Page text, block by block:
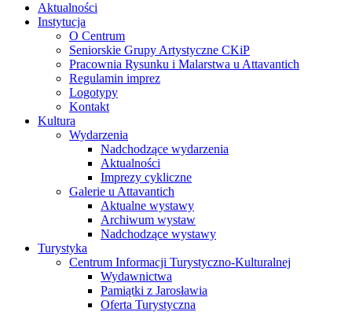
Aktualności
Instytucja
O Centrum
Seniorskie Grupy Artystyczne CKiP
Pracownia Rysunku i Malarstwa u Attavantich
Regulamin imprez
Logotypy
Kontakt
Kultura
Wydarzenia
Nadchodzące wydarzenia
Aktualności
Imprezy cykliczne
Galerie u Attavantich
Aktualne wystawy
Archiwum wystaw
Nadchodzące wystawy
Turystyka
Centrum Informacji Turystyczno-Kulturalnej
Wydawnictwa
Pamiątki z Jarosławia
Oferta Turystyczna